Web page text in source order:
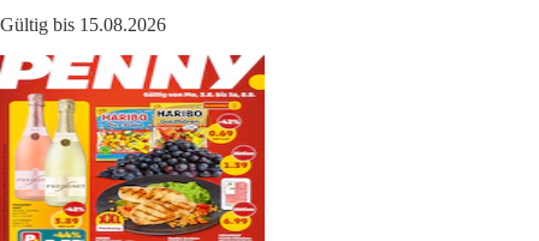
Gültig bis 15.08.2026